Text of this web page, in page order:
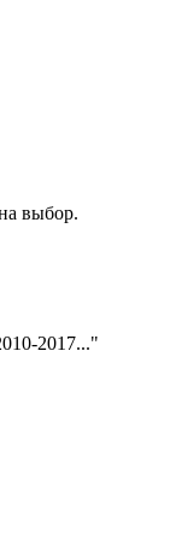
выбор.
2017..."